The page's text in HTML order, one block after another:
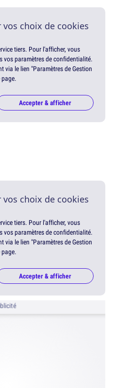
choix de cookies
tiers. Pour l'afficher, vous
vos paramètres de confidentialité.
via le lien "Paramètres de Gestion
Accepter & afficher
choix de cookies
tiers. Pour l'afficher, vous
vos paramètres de confidentialité.
via le lien "Paramètres de Gestion
Accepter & afficher